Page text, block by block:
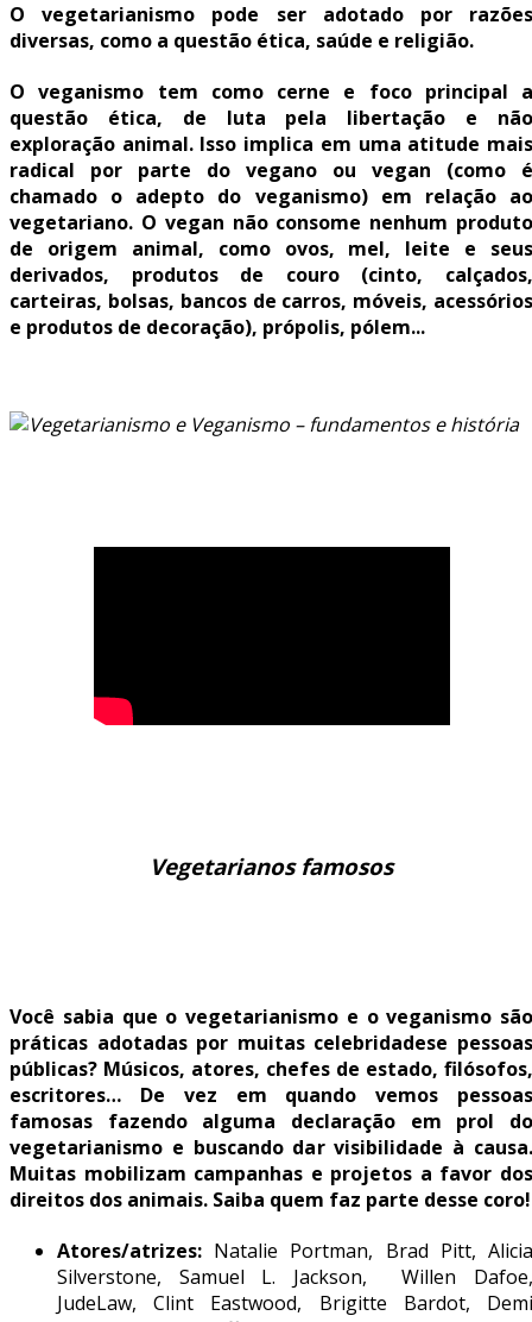
O vegetarianismo pode ser adotado por razões
diversas, como a questão ética, saúde e religião.
O veganismo tem como cerne e foco principal a
questão ética, de luta pela libertação e não
exploração animal. Isso implica em uma atitude mais
radical por parte do vegano ou vegan (como é
chamado o adepto do veganismo) em relação ao
vegetariano. O vegan não consome nenhum produto
de origem animal, como ovos, mel, leite e seus
derivados, produtos de couro (cinto, calçados,
carteiras, bolsas, bancos de carros, móveis, acessórios
e produtos de decoração), própolis, pólem...
Vegetarianos famosos
Você sabia que o vegetarianismo e o veganismo são
práticas adotadas por muitas celebridadese
públicas? Músicos, atores, chefes de estado, filósofos,
escritores… De vez em quando vemos pessoas
famosas fazendo alguma declaração em prol do
vegetarianismo e buscando dar visibilidade à causa.
Muitas mobilizam campanhas e projetos a favor dos
direitos dos animais. Saiba quem faz parte desse coro!
Atores/atrizes: Natalie Portman, Brad Pitt, Alicia
Silverstone, Samuel L. Jackson, Willen Dafoe,
JudeLaw, Clint Eastwood, Brigitte Bardot, Demi